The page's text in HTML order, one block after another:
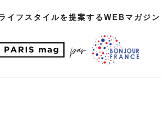
イフスタイルを提案するWEBマガジ